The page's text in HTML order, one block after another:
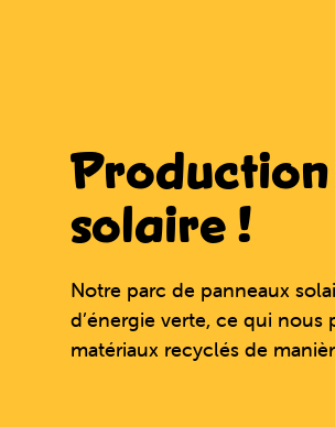
solaire !
Notre parc de panneaux
d’énergie verte, ce qui nous
matériaux recyclés de